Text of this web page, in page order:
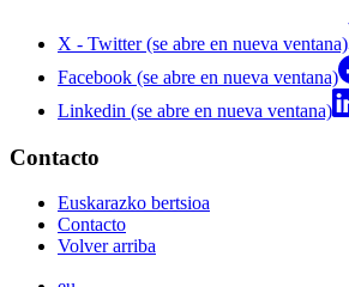
X - Twitter (se abre en nueva ventana)
Facebook (se abre en nueva ventana)
Linkedin (se abre en nueva ventana)
Contacto
Euskarazko bertsioa
Contacto
Volver arriba